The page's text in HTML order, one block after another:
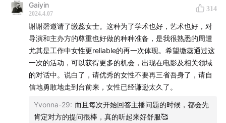
象。在这个计划里，我们希望联结那些身处全球各地、仍
然对全球化的生活方式抱有想象的朋友们，去共同寻找一
种个体生活与集体生活的路径。
⭐️了解更多计划详情：www.buheshiyi.com （链接需通过
外部默认浏览器，如 Safari 打开即可完成注册与支付）
【本期主播】
Gaiyin
2024.4.07
314
谢谢磬邀请了缴蕊女士。这种为了学术也好，艺术也好，对
导演和主办方的尊重也好做的种种准备，是我很熟悉的周遭
尤其是工作中女性更reliable的再一次体现。希望缴蕊通过这
一次的活动，可以获得更多的机会，出现在电影及相关领域
的对话中。说白了，请优秀的女性不要再三省吾身了，请自
信地勇敢地走到台前来，女性已经谦逊太久了。
Yvonna-29: 而且每次开始回答主播问题的时候，都会先
肯定对方的提问很棒，真的听起来好舒服🥰